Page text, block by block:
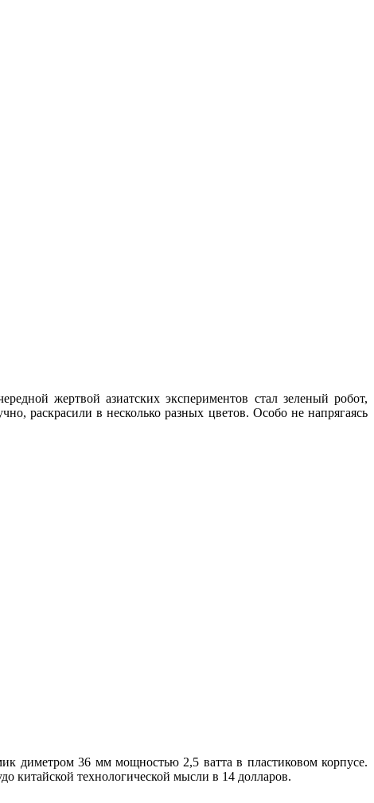
жертвой азиатских экспериментов стал зеленый робот,
раскрасили в несколько разных цветов. Особо не напрягаясь
диметром 36 мм мощностью 2,5 ватта в пластиковом корпусе.
китайской технологической мысли в 14 долларов.